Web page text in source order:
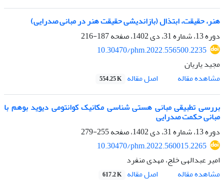
هنر، حقیقت، ابتذال (بازاندیشی حقیقت هنر در مبانی صدرایی)
دوره 13، شماره 31، دی 1402، صفحه
187-216
10.30470/phm.2022.556500.2235
مجید یاریان
مشاهده مقاله
اصل مقاله 554.25 K
بررسی تطبیقی مبانی هستی شناسی مکانیک کوانتومی دیوید بوهم با
مبانی حکمت صدرایی
دوره 13، شماره 31، دی 1402، صفحه
255-279
10.30470/phm.2022.560015.2265
امیر عبدالهی خلج، مهدی منفرد
مشاهده مقاله
اصل مقاله 617.2 K